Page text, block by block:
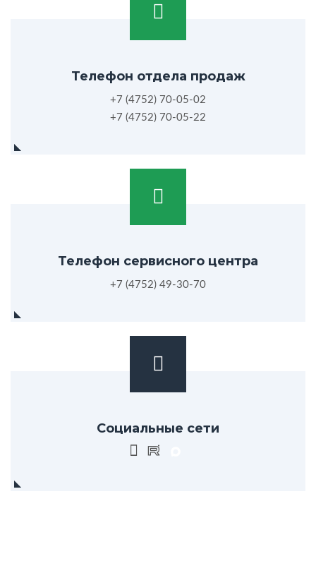
Телефон отдела продаж
+7 (4752) 70-05-02
+7 (4752) 70-05-22
Телефон сервисного центра
+7 (4752) 49-30-70
Социальные сети